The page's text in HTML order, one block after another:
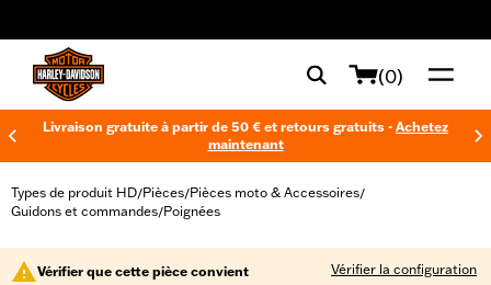
(0)
Livraison gratuite à partir de 50 € et retours gratuits - Achetez
maintenant
Types de produit HD/Pièces/Pièces moto & Accessoires/
Guidons et commandes/Poignées
Vérifier que cette pièce convient Vérifier la configuration